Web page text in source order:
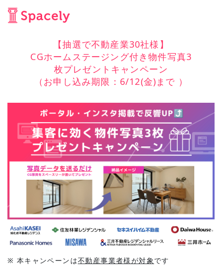
【抽選で不動産業30社様】
CGホームステージング付き物件写真3
枚プレゼントキャンペーン
（お申し込み期限：6/12(金)まで ）
※ 本キャンペーンは不動産事業者様が対象 です